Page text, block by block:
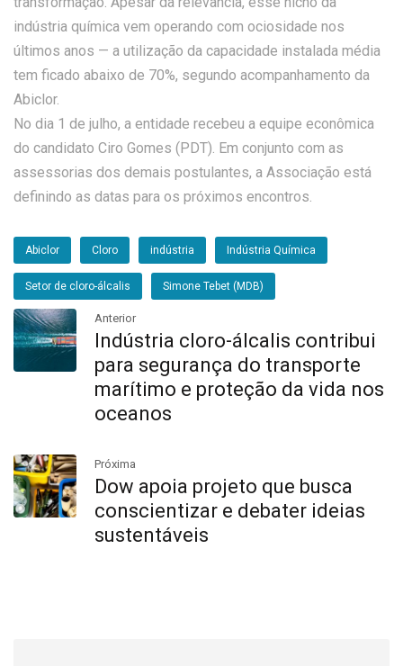
indústria química vem operando com ociosidade nos
últimos anos — a utilização da capacidade instalada média
tem ficado abaixo de 70%, segundo acompanhamento da
Abiclor.
No dia 1 de julho, a entidade recebeu a equipe econômica
do candidato Ciro Gomes (PDT). Em conjunto com as
assessorias dos demais postulantes, a Associação está
definindo as datas para os próximos encontros.
Abiclor Cloro indústria Indústria Química
Setor de cloro-álcalis Simone Tebet (MDB)
Anterior
Indústria cloro-álcalis contribui
para segurança do transporte
marítimo e proteção da vida nos
oceanos
Próxima
Dow apoia projeto que busca
conscientizar e debater ideias
sustentáveis